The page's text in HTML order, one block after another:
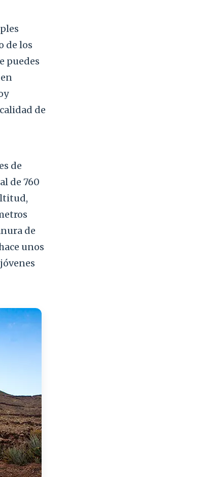
de los
puedes
de
de
de 760
de
unos